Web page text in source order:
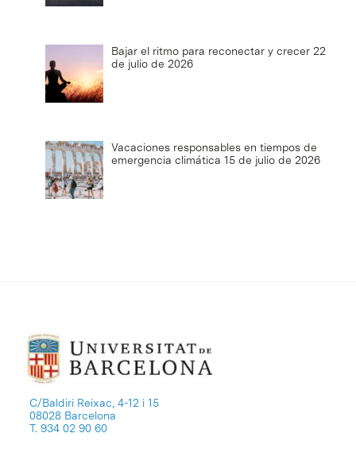
Bajar el ritmo para reconectar y crecer 22
de julio de 2026
Vacaciones responsables en tiempos de
emergencia climática 15 de julio de 2026
C/Baldiri Reixac, 4-12 i 15
08028 Barcelona
T. 934 02 90 60